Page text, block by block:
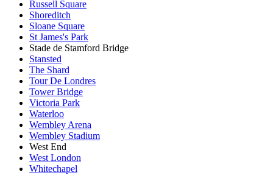
Russell Square
Shoreditch
Sloane Square
St James's Park
Stade de Stamford Bridge
Stansted
The Shard
Tour De Londres
Tower Bridge
Victoria Park
Waterloo
Wembley Arena
Wembley Stadium
West End
West London
Whitechapel